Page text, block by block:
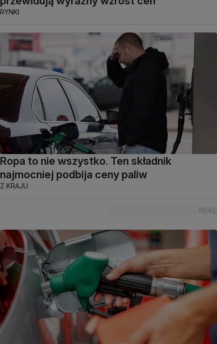
RYNKI
Ropa to nie wszystko. Ten składnik
najmocniej podbija ceny paliw
Z KRAJU